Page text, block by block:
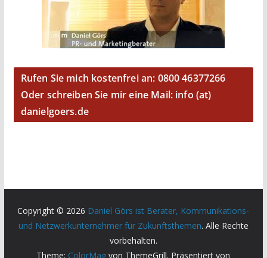
Rufen Sie mich kostenfrei an: 0800 46377266
Oder schreiben Sie mir eine Mail: info (at)
danielgoers.de
Copyright © 2026 Daniel Görs ist Berater, Kommunikations-
und Netzwerkunternehmer für Zukunftsthemen. Alle Rechte
vorbehalten.
Theme: ColorMag von ThemeGrill. Präsentiert von